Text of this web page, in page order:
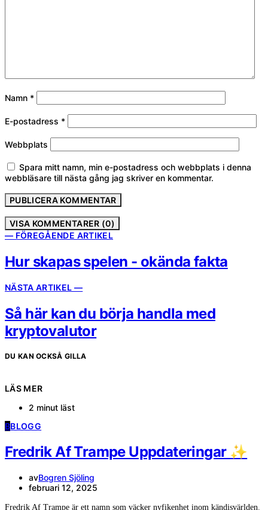
Namn *
E-postadress *
Webbplats
Spara mitt namn, min e-postadress och webbplats i denna
webbläsare till nästa gång jag skriver en kommentar.
VISA KOMMENTARER (0)
— FÖREGÅENDE ARTIKEL
Hur skapas spelen - okända fakta
NÄSTA ARTIKEL —
Så här kan du börja handla med
kryptovalutor
DU KAN OCKSÅ GILLA
LÄS MER
2 minut läst
BBLOGG
Fredrik Af Trampe Uppdateringar ✨
avBogren Sjöling
februari 12, 2025
Fredrik Af Trampe är ett namn som väcker nyfikenhet inom kändisvärlden.